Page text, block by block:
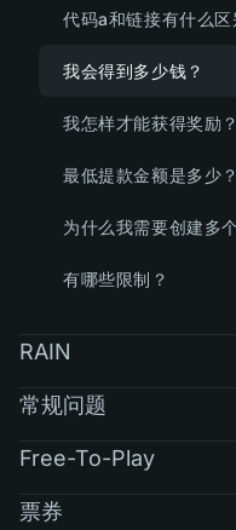
代码a和链接有什么区
我会得到多少钱？
我怎样才能获得奖励？
最低提款金额是多少？
为什么我需要创建多
有哪些限制？
RAIN
常规问题
Free-To-Play
票券